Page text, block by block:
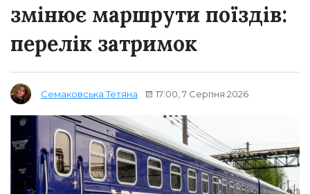
змінює маршрути поїздів:
перелік затримок
Семаковська Тетяна 17:00, 7 Серпня 2026